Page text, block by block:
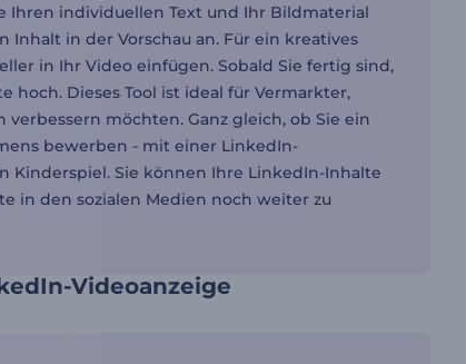
Ihren individuellen Text und Ihr Bildmaterial
Inhalt in der Vorschau an. Für ein kreatives
in Ihr Video einfügen. Sobald Sie fertig sind,
hoch. Dieses Tool ist ideal für Vermarkter,
möchten. Ganz gleich, ob Sie ein
bewerben - mit einer LinkedIn-
Kinderspiel. Sie können Ihre LinkedIn-Inhalte
in den sozialen Medien noch weiter zu
Videoanzeige